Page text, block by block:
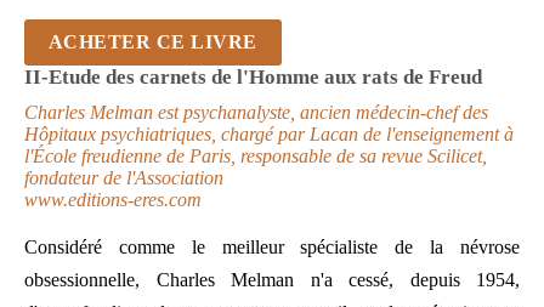
ACHETER CE LIVRE
II-Etude des carnets de l'Homme aux rats de Freud
Charles Melman est psychanalyste, ancien médecin-chef des
Hôpitaux psychiatriques, chargé par Lacan de l'enseignement à
l'École freudienne de Paris, responsable de sa revue Scilicet,
fondateur de l'Association
www.editions-eres.com
Considéré comme le meilleur spécialiste de la névrose
obsessionnelle, Charles Melman n'a cessé, depuis 1954,